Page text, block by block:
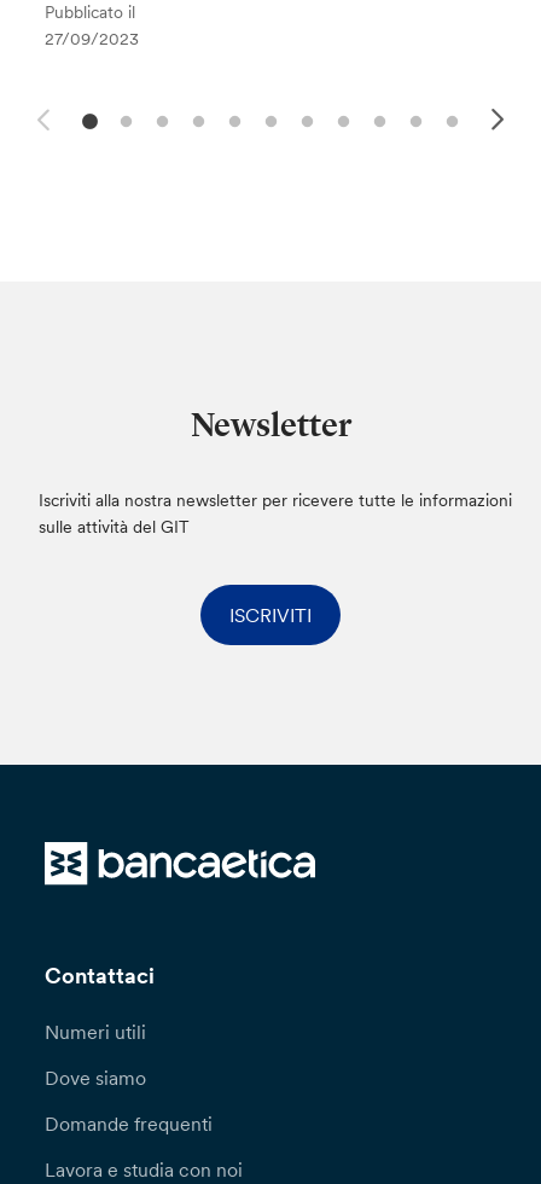
Pubblicato il
27/09/2023
Newsletter
Iscriviti alla nostra newsletter per ricevere tutte le informazioni
sulle attività del GIT
ISCRIVITI
Contattaci
Numeri utili
Dove siamo
Domande frequenti
Lavora e studia con noi